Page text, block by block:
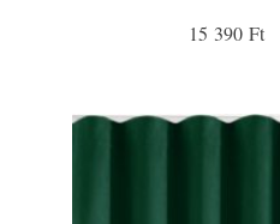
15 390 Ft